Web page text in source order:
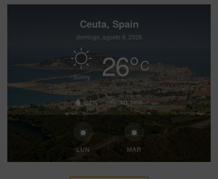
Ceuta, Spain
domingo, agosto 9, 2026
Sunny 26°C
64% 10.1mh
LUN MAR